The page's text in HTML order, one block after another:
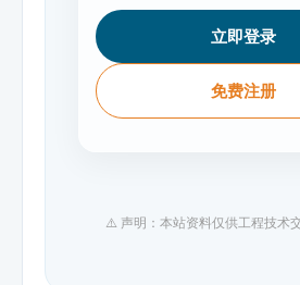
立即登录
免费注册
⚠️ 声明：本站资料仅供工程技术